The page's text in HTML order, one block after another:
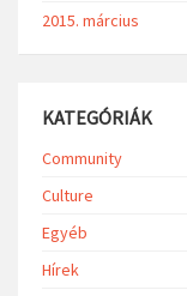
2015. március
KATEGÓRIÁK
Community
Culture
Egyéb
Hírek